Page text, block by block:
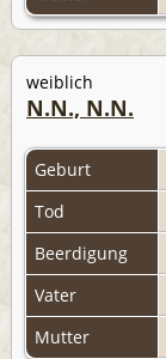
weiblich
N.N., N.N.
Geburt
Tod
Beerdigung
Vater
Mutter